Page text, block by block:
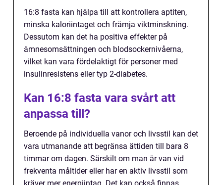
16:8 fasta kan hjälpa till att kontrollera aptiten,
minska kaloriintaget och främja viktminskning.
Dessutom kan det ha positiva effekter på
ämnesomsättningen och blodsockernivåerna,
vilket kan vara fördelaktigt för personer med
insulinresistens eller typ 2-diabetes.
Kan 16:8 fasta vara svårt att
anpassa till?
Beroende på individuella vanor och livsstil kan det
vara utmanande att begränsa ättiden till bara 8
timmar om dagen. Särskilt om man är van vid
frekventa måltider eller har en aktiv livsstil som